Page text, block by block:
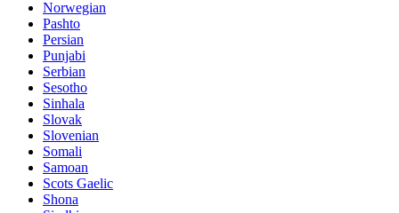
Norwegian
Pashto
Persian
Punjabi
Serbian
Sesotho
Sinhala
Slovak
Slovenian
Somali
Samoan
Scots Gaelic
Shona